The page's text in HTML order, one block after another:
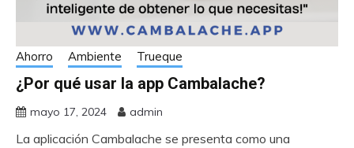
Ahorro Ambiente Trueque
¿Por qué usar la app Cambalache?
mayo 17, 2024 admin
La aplicación Cambalache se presenta como una